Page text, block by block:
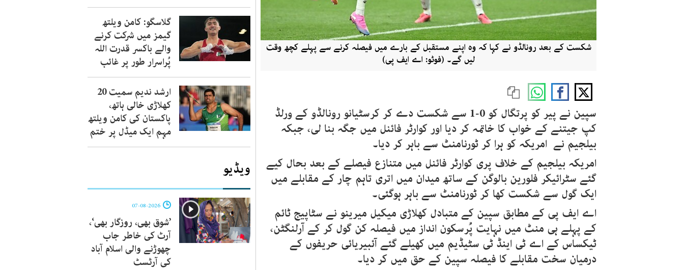
شکست کے بعد رونالڈو نے کہا کہ وہ اپنے مستقبل کے بارے میں فیصلہ کرنے سے پہلے کچھ وقت
لیں گے۔ (فوٹو: اے ایف پی)
سپین نے پیر کو پرتگال کو 0-1 سے شکست دے کر کرسٹیانو رونالڈو کے ورلڈ
کپ جیتنے کے خواب کا خاتمہ کر دیا اور کوارٹر فائنل میں جگہ بنا لی، جبکہ
بیلجیم نے امریکہ کو ہرا کر ٹورنامنٹ سے باہر کر دیا۔
امریکہ بیلجیم کے خلاف پری کوارٹر فائنل میں متنازع فیصلے کے بعد بحال کیے
گئے سٹرائیکر فلورین بالوگن کے ساتھ میدان میں اتری تاہم چار کے مقابلے میں
ایک گول سے شکست کھا کر ٹورنامنٹ سے باہر ہوگئی۔
اے ایف پی کے مطابق سپین کے متبادل کھلاڑی میکیل میرینو نے سٹاپیج ٹائم
کے پہلے ہی منٹ میں نہایت پُرسکون انداز میں فیصلہ کن گول کر کے آرلنگٹن،
ٹیکساس کے اے ٹی اینڈ ٹی سٹیڈیم میں کھیلے گئے آئبیریائی حریفوں کے
درمیان سخت مقابلے کا فیصلہ سپین کے حق میں کر دیا۔
گلاسگو: کامن ویلتھ
گیمز میں شرکت کرنے
والے باکسر قدرت اللہ
پُراسرار طور پر غائب
ارشد ندیم سمیت 20
کھلاڑی خالی ہاتھ،
پاکستان کی کامن ویلتھ
مہم ایک میڈل پر ختم
ویڈیو
’شوق بھی، روزگار بھی‘،
آرٹ کی خاطر جاب
چھوڑنے والی اسلام آباد
کی آرٹسٹ